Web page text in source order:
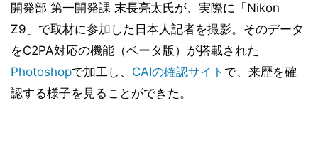
開発部 第一開発課 末長亮太氏が、実際に「Nikon
Z9」で取材に参加した日本人記者を撮影。そのデータ
をC2PA対応の機能（ベータ版）が搭載された
Photoshopで加工し、 CAIの確認サイト で、来歴を確
認する様子を見ることができた。